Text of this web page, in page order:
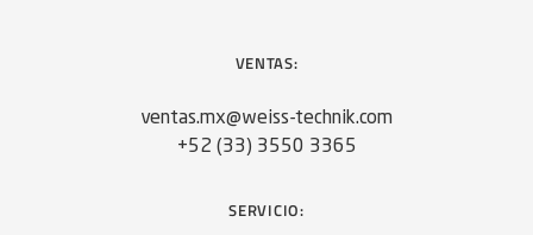
VENTAS:
ventas.mx@weiss-technik.com
+52 (33) 3550 3365
SERVICIO: